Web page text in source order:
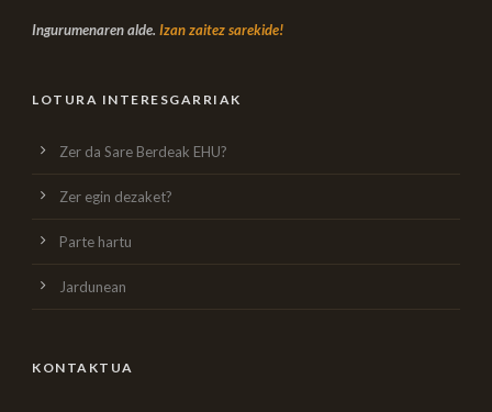
Ingurumenaren alde. Izan zaitez sarekide!
LOTURA INTERESGARRIAK
Zer da Sare Berdeak EHU?
Zer egin dezaket?
Parte hartu
Jardunean
KONTAKTUA